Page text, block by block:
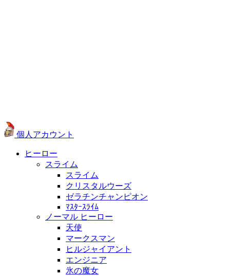
個人アカウント
ヒーロー
スライム
スライム
クリスタルウーズ
ゼラチンチャンピオン
ﾏｽﾀｰｽﾗｲﾑ
ノーマル ヒーロー
天使
マークスマン
ヒルジャイアント
エンジニア
氷の魔女